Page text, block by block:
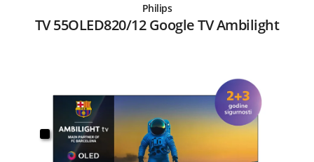
Philips
TV 55OLED820/12 Google TV Ambilight